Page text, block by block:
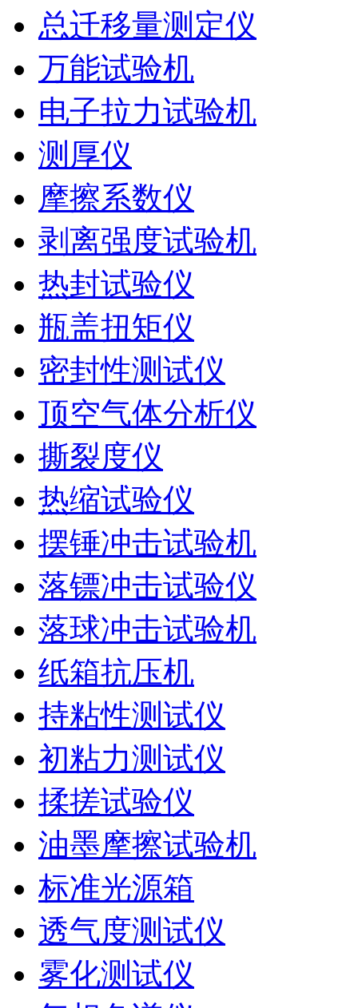
总迁移量测定仪
万能试验机
电子拉力试验机
测厚仪
摩擦系数仪
剥离强度试验机
热封试验仪
瓶盖扭矩仪
密封性测试仪
顶空气体分析仪
撕裂度仪
热缩试验仪
摆锤冲击试验机
落镖冲击试验仪
落球冲击试验机
纸箱抗压机
持粘性测试仪
初粘力测试仪
揉搓试验仪
油墨摩擦试验机
标准光源箱
透气度测试仪
雾化测试仪